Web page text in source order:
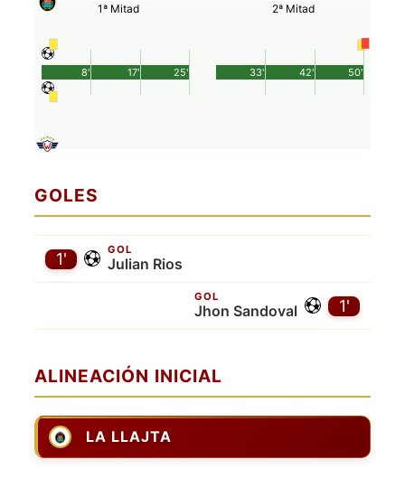
1ª Mitad
25'
8' 17'
2ª Mitad
50'
33' 42'
GOLES
GOL
Julian Rios
1'
1'
GOL
Jhon Sandoval
ALINEACIÓN INICIAL
LA LLAJTA